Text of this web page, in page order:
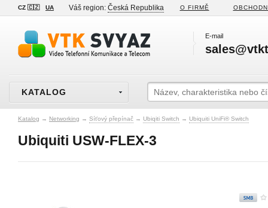
CZ 🇨🇿 UA Váš region: Česká Republika O FIRMĚ
E-mail
KATALOG
Katalog → Networking → Síťový přepínač → Ubiqiti Switch → Ubiquiti UniFi® Switch
Ubiquiti USW-FLEX-3